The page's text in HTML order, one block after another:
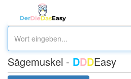
Sägemuskel - DDDEasy